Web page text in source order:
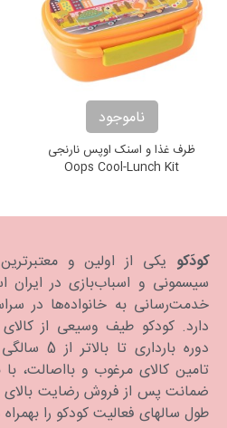
ناموجود
ظرف غذا و اسنک اوپس نارنجی
Oops Cool-Lunch Kit
کودَکو یکی از اولین و
خدمت‌رسانی به خانواده‌ها در
دارد. كودكو طیف وسیعی از
دوره
تامین کالای مرغوب و بااصالت،
ضمانت پس از فروش رضایت بالای
طول سالهای فعالیت کودکو را